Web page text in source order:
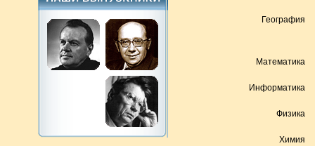
География
Математика
Информатика
Физика
Химия